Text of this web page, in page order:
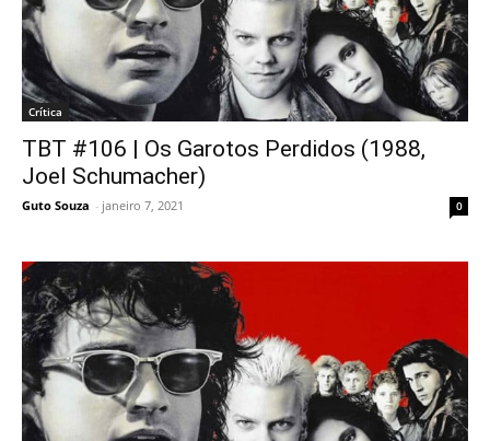
Crítica
TBT #106 | Os Garotos Perdidos (1988,
Joel Schumacher)
Guto Souza - janeiro 7, 2021 0